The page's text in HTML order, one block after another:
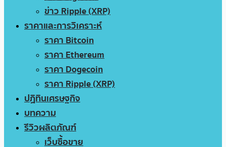
ข่าว Ripple (XRP)
ราคาและการวิเคราะห์
ราคา Bitcoin
ราคา Ethereum
ราคา Dogecoin
ราคา Ripple (XRP)
ปฏิทินเศรษฐกิจ
บทความ
รีวิวผลิตภัณฑ์
เว็บซื้อขาย